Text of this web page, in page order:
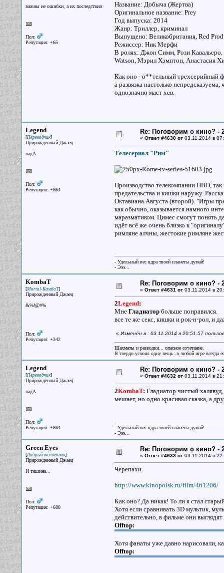
важны не ошибки, а их последствия
Пол:
Репутация: +65
Название: Добыча (Жертва)
Оригинальное название: Prey
Год выпуска: 2014
Жанр: Триллер, криминал
Выпущено: Великобритания, Red
Режиссер: Ник Мерфи
В ролях: Джон Симм, Рози
Watson, Мэрил Хэмптон, Анастасия
Как оно - о**тельный трехсерийный
а развязка настолько
однозначно маст хев.
Legend
[Переводчик]
Прирожденный Джаец
надА
Пол:
Репутация: +864
Re: Поговорим о кино? -
« Ответ #4630 от03.11.2014 в
Телесериал "Рим"
Производство телекомпании HBO,
предательства и кишки наружу.
Октавиана Августа (второй). "Игры
как обычно, оказывается намного
маразматиком. Цимес смогут понять
идёт всё же очень близко к
римляне алчны, жестокие римляне
- Удельный вес ядра твоей планеты думай!
- Эээ...
KombaT
[Mortal-КамбаТ]
Прирожденный Джаец
&%!@#%
Пол:
Репутация: +342
Re: Поговорим о кино? -
« Ответ #4631 от03.11.2014 в
2Legend:
Мне Гладиаторбольше понравился.
все те же секс, кишки и рок-н-рол, и
« Изменён в : 03.11.2014 в 20:51:57
Шахматы и разводки... опасное сочетание.
Я твердо усвоил одну вещь: в любой игре всегда
Legend
[Переводчик]
Прирожденный Джаец
надА
Пол:
Репутация: +864
Re: Поговорим о кино? -
« Ответ #4632 от03.11.2014 в
2KombaT: Гладиатор чистый
мешает, но одно красивая сказка, а
- Удельный вес ядра твоей планеты думай!
- Эээ...
Green Eyes
[Добрый волшебник]
Прирожденный Джаец
И тишина...
Пол:
Репутация: +680
Re: Поговорим о кино? -
« Ответ #4633 от03.11.2014 в
Черепахи.
http://www.kinopoisk.ru/film/461206/
Как оно? Да никак! То ли я стал
Хотя если сравнивать 3D мультик,
действительно, в фильме они
Offtop:
Хотя фанаты уже давно нарисовали,
Offtop: